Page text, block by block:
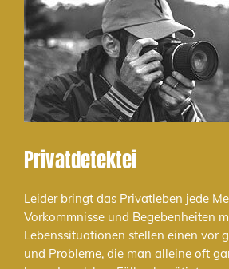
Privatdetektei
Leider bringt das Privatleben jede
Vorkommnisse und Begebenheiten
Lebenssituationen stellen einen vor
und Probleme, die man alleine oft